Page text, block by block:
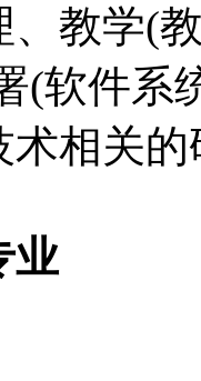
、教学(
(软件系
相关
业